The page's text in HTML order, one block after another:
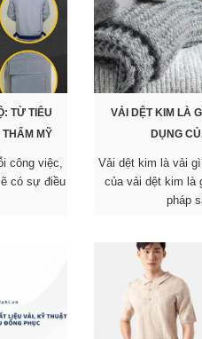
TỪ TIÊU
MỸ
công việc,
có sự điều
VẢI DỆT KIM LÀ
DỤNG
Vải dệt kim là vải
của vải dệt kim là
pháp